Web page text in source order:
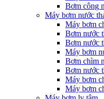
Bơm công
Máy bơm nước
Máy bơm
Bơm nước
Bơm nước
Máy bơm
Bơm chìm
Bơm nước
Máy bơm
Máy bơm